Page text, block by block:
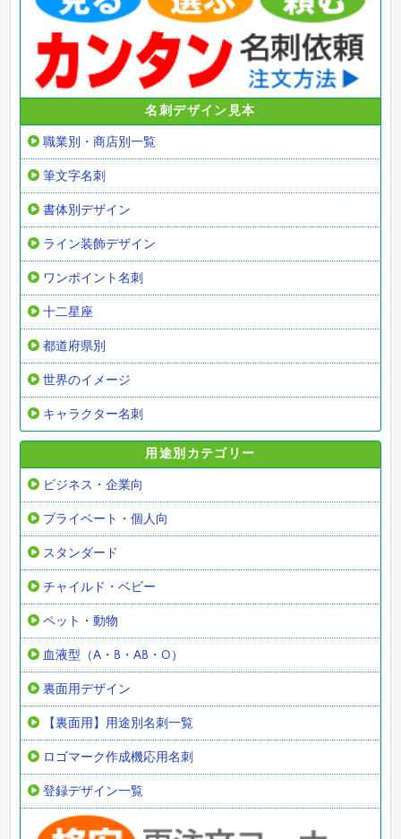
名刺デザイン見本
職業別・商店別一覧
筆文字名刺
書体別デザイン
ライン装飾デザイン
ワンポイント名刺
十二星座
都道府県別
世界のイメージ
キャラクター名刺
用途別カテゴリー
ビジネス・企業向
プライベート・個人向
スタンダード
チャイルド・ベビー
ペット・動物
血液型（A・B・AB・O）
裏面用デザイン
【裏面用】用途別名刺一覧
ロゴマーク作成機応用名刺
登録デザイン一覧